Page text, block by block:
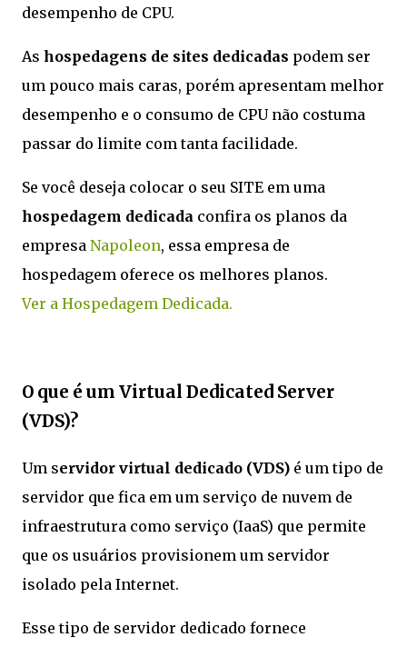
desempenho de CPU.
As hospedagens de sites dedicadas podem ser
um pouco mais caras, porém apresentam melhor
desempenho e o consumo de CPU não costuma
passar do limite com tanta facilidade.
Se você deseja colocar o seu SITE em uma
hospedagem dedicada confira os planos da
empresa Napoleon, essa empresa de
hospedagem oferece os melhores planos.
Ver a Hospedagem Dedicada.
O que é um Virtual Dedicated Server
(VDS)?
Um servidor virtual dedicado (VDS) é um tipo de
servidor que fica em um serviço de nuvem de
infraestrutura como serviço (IaaS) que permite
que os usuários provisionem um servidor
isolado pela Internet.
Esse tipo de servidor dedicado fornece